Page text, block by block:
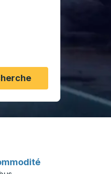
souhaitée, puis
les touches fléchées
à 2 chiffres Barre